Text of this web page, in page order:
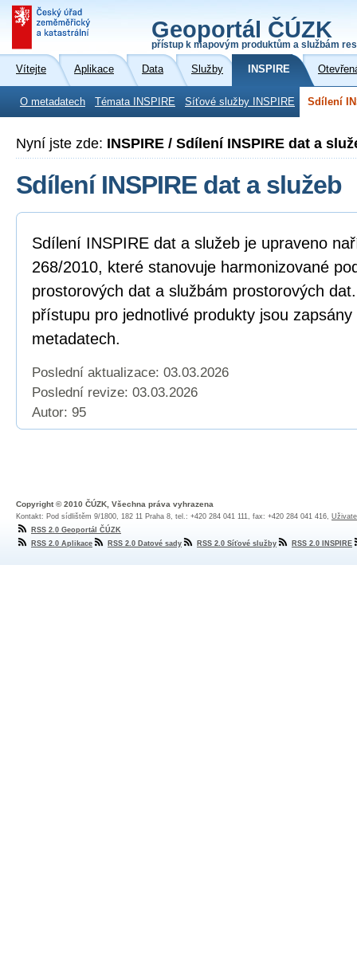
Geoportál ČÚZK
přístup k mapovým produktům a službám
Vítejte Aplikace Data Služby INSPIRE
O metadatech Témata INSPIRE Síťové služby INSPIRE Sdílení
Nyní jste zde: INSPIRE / Sdílení INSPIRE dat a
Sdílení INSPIRE dat a služeb
Sdílení INSPIRE dat a služeb je upraveno
268/2010, které stanovuje harmonizované
prostorových dat a službám prostorových
přístupu pro jednotlivé produkty jsou
metadatech.
Poslední aktualizace: 03.03.2026
Poslední revize: 03.03.2026
Autor: 95
Copyright © 2010 ČÚZK, Všechna práva vyhrazena
Kontakt: Pod sídlištěm 9/1800, 182 11 Praha 8, tel.: +420 284 041 111, fax: +420 284 041 416,
RSS 2.0 Geoportál ČÚZK
RSS 2.0 Aplikace
RSS 2.0 Datové sady RSS 2.0 Síťové služby RSS 2.0 INSPIRE